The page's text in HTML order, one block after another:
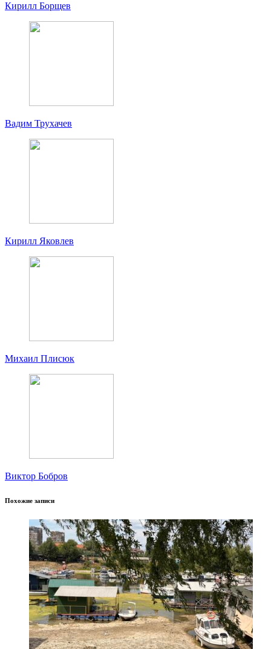
Кирилл Борщев
Вадим Трухачев
Кирилл Яковлев
Михаил Плисюк
Виктор Бобров
Похожие записи